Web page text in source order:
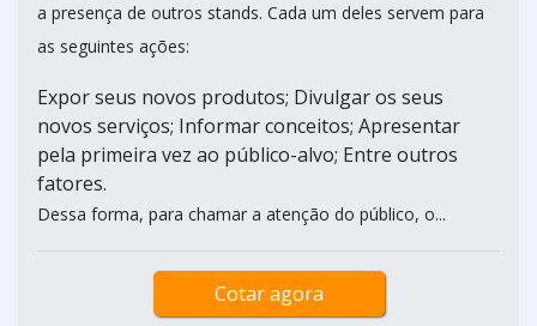
a presença de outros stands. Cada um deles servem para
as seguintes ações:
Expor seus novos produtos; Divulgar os seus
novos serviços; Informar conceitos; Apresentar
pela primeira vez ao público-alvo; Entre outros
fatores.
Dessa forma, para chamar a atenção do público, o...
Cotar agora